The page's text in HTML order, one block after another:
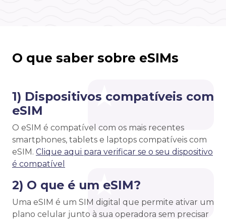
O que saber sobre eSIMs
1) Dispositivos compatíveis com
eSIM
O eSIM é compatível com os mais recentes
smartphones, tablets e laptops compatíveis com
eSIM. Clique aqui para verificar se o seu dispositivo
é compatível
2) O que é um eSIM?
Uma eSIM é um SIM digital que permite ativar um
plano celular junto à sua operadora sem precisar